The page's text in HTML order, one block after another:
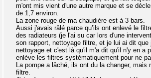
m'ont mis vient d'une autre marque et se
de 1,7 environ.
La zone rouge de ma chaudière est à 3 bars.
Aussi j'avais râlé parce qu’ils ont enlevé le
des radiateurs (je l'ai su car lors d'une
son rapport, nettoyage filtre, et je lui ai dit
nettoyage et c'est là qu'il m'a dit qu'il n'y en a
enlève les filtres systématiquement pour ne
La pompe a lâché, ils ont du la changer, mais
filtre.